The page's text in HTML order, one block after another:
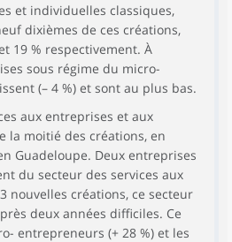
et individuelles classiques,
dixièmes de ces créations,
19 % respectivement. À
sous régime du micro-
(– 4 %) et sont au plus bas.
aux entreprises et aux
la moitié des créations, en
Guadeloupe. Deux entreprises
du secteur des services aux
nouvelles créations, ce secteur
deux années difficiles. Ce
entrepreneurs (+ 28 %) et les